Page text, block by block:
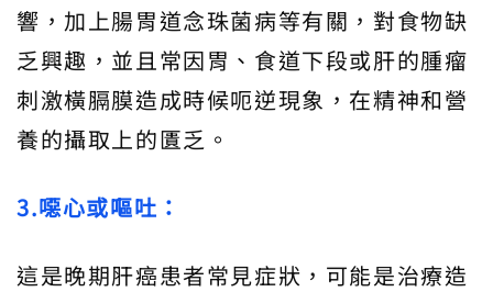
響，加上腸胃道念珠菌病等有關，對食物缺
乏興趣，並且常因胃、食道下段或肝的腫瘤
刺激橫膈膜造成時候呃逆現象，在精神和營
養的攝取上的匱乏。
3.噁心或嘔吐：
這是晚期肝癌患者常見症狀，可能是治療造